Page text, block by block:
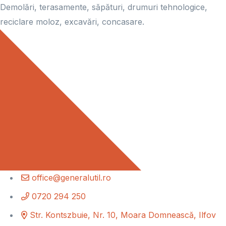
Demolări, terasamente, săpături, drumuri tehnologice,
reciclare moloz, excavări, concasare.
office@generalutil.ro
0720 294 250
Str. Kontszbuie, Nr. 10, Moara Domnească, Ilfov